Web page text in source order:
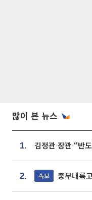
많이 본 뉴스
1.
2. 속보 중부내륙